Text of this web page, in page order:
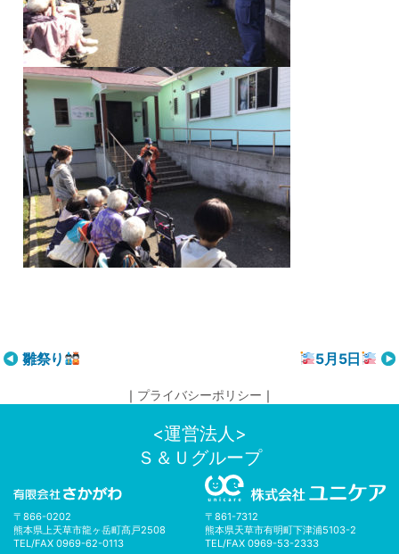
投
ナ
ョ
ン
雛祭り 5月5日
｜ プライバシーポリシー ｜
<運営法人>
Ｓ＆Ｕグループ
〒866-0202
熊本県上天草市龍ヶ岳町髙戸2508
TEL/FAX 0969-62-0113
〒861-7312
熊本県天草市有明町下津浦5103-2
TEL/FAX 0969-53-2333